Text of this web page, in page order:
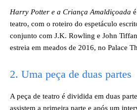
Harry Potter e a Criança Amaldiçoada
teatro, com o roteiro do espetáculo
conjunto com J.K. Rowling e John
estreia em meados de 2016, no Palace
2. Uma peça de duas partes
A peça de teatro é dividida em duas
assistem a primeira parte e após um